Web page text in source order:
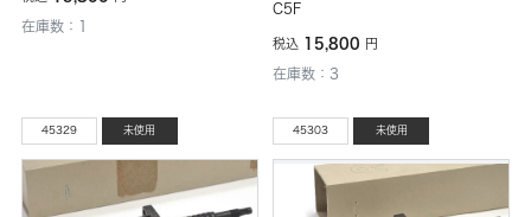
在庫数：1
C5F
税込 15,800 円
在庫数：3
45329 未使用 45303 未使用